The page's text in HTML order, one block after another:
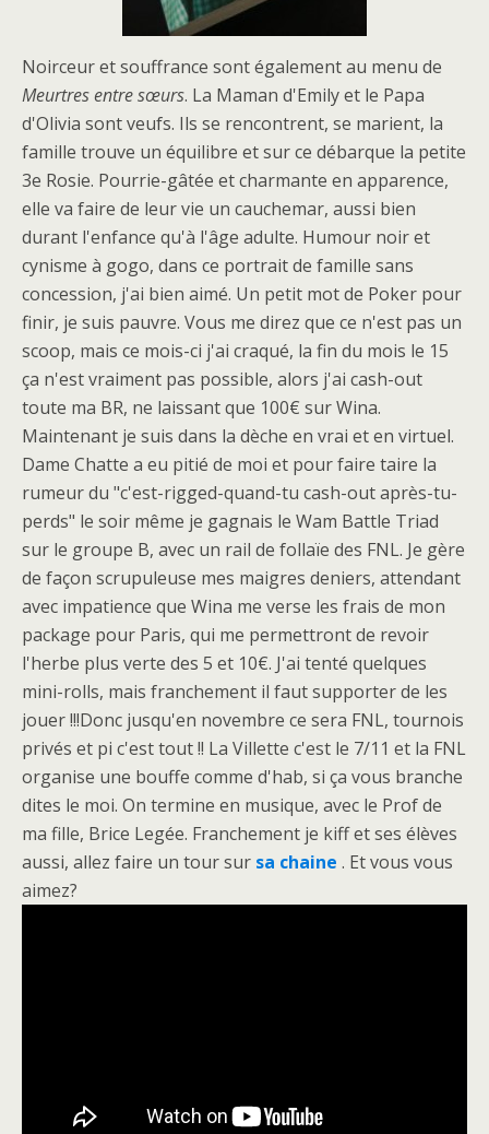
Noirceur et souffrance sont également au menu de
Meurtres entre sœurs. La Maman d'Emily et le Papa
d'Olivia sont veufs. Ils se rencontrent, se marient, la
famille trouve un équilibre et sur ce débarque la petite
3e Rosie. Pourrie-gâtée et charmante en apparence,
elle va faire de leur vie un cauchemar, aussi bien
durant l'enfance qu'à l'âge adulte. Humour noir et
cynisme à gogo, dans ce portrait de famille sans
concession, j'ai bien aimé. Un petit mot de Poker pour
finir, je suis pauvre. Vous me direz que ce n'est pas un
scoop, mais ce mois-ci j'ai craqué, la fin du mois le 15
ça n'est vraiment pas possible, alors j'ai cash-out
toute ma BR, ne laissant que 100€ sur Wina.
Maintenant je suis dans la dèche en vrai et en virtuel.
Dame Chatte a eu pitié de moi et pour faire taire la
rumeur du "c'est-rigged-quand-tu cash-out après-tu-
perds" le soir même je gagnais le Wam Battle Triad
sur le groupe B, avec un rail de follaïe des FNL. Je gère
de façon scrupuleuse mes maigres deniers, attendant
avec impatience que Wina me verse les frais de mon
package pour Paris, qui me permettront de revoir
l'herbe plus verte des 5 et 10€. J'ai tenté quelques
mini-rolls, mais franchement il faut supporter de les
jouer !!!Donc jusqu'en novembre ce sera FNL, tournois
privés et pi c'est tout !! La Villette c'est le 7/11 et la FNL
organise une bouffe comme d'hab, si ça vous branche
dites le moi. On termine en musique, avec le Prof de
ma fille, Brice Legée. Franchement je kiff et ses élèves
aussi, allez faire un tour sur sa chaine . Et vous vous
aimez?